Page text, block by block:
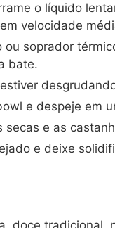
o líquido
velocidade
ou soprador
bate.
e despeje em
secas e as
e deixe
doce tradicional,